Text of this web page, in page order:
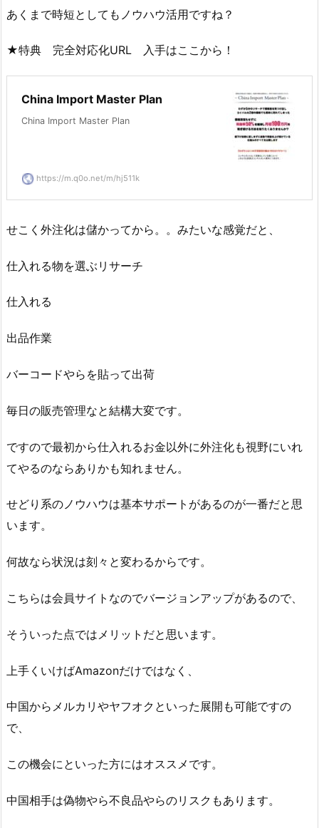
あくまで時短としてもノウハウ活用ですね？
★特典 完全対応化URL 入手はここから！
China Import Master Plan
China Import Master Plan
https://m.q0o.net/m/hj511k
せこく外注化は儲かってから。。みたいな感覚だと、
仕入れる物を選ぶリサーチ
仕入れる
出品作業
バーコードやらを貼って出荷
毎日の販売管理なと結構大変です。
ですので最初から仕入れるお金以外に外注化も視野にいれ
てやるのならありかも知れません。
せどり系のノウハウは基本サポートがあるのが一番だと思
います。
何故なら状況は刻々と変わるからです。
こちらは会員サイトなのでバージョンアップがあるので、
そういった点ではメリットだと思います。
上手くいけばAmazonだけではなく、
中国からメルカリやヤフオクといった展開も可能ですの
で、
この機会にといった方にはオススメです。
中国相手は偽物やら不良品やらのリスクもあります。